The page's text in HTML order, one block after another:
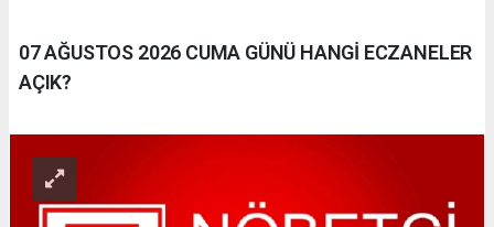
07 AĞUSTOS 2026 CUMA GÜNÜ HANGİ ECZANELER
AÇIK?